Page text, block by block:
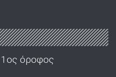
όροφος